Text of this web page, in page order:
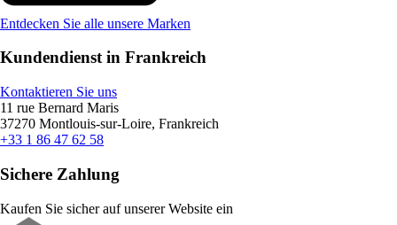
Entdecken Sie alle unsere Marken
Kundendienst in Frankreich
Kontaktieren Sie uns
11 rue Bernard Maris
37270 Montlouis-sur-Loire, Frankreich
+33 1 86 47 62 58
Sichere Zahlung
Kaufen Sie sicher auf unserer Website ein